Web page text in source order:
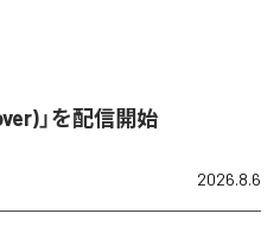
」を配信開始
2026.8.6